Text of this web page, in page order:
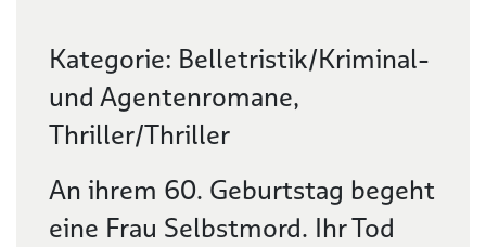
Kategorie: Belletristik/Kriminal-
und Agentenromane,
Thriller/Thriller
An ihrem 60. Geburtstag begeht
eine Frau Selbstmord. Ihr Tod